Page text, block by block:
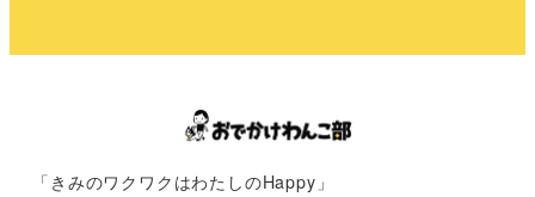
「きみのワクワクはわたしのHappy」